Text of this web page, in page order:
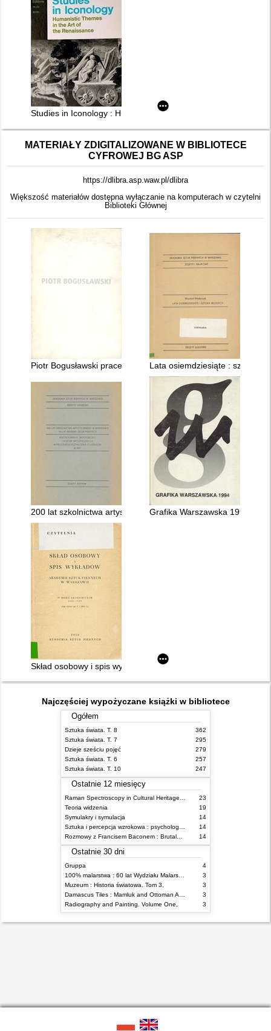
Studies in Iconology : Humanistic Themes in the Art of the
MATERIAŁY ZDIGITALIZOWANE W BIBLIOTECE
CYFROWEJ BG ASP
https://dlibra.asp.waw.pl/dlibra
Większość materiałów dostępna wyłączanie na komputerach w czytelni
Biblioteki Głównej
Piotr Bogusławski prace z lat 70-tych, 80-tych, 90-tych
Lata osiemdziesiąte : sztuka
200 lat szkolnictwa artystycznego w Warszaw Akademii Sztuk
Grafika Warszawska 1994
Skład osobowy i spis wykładów Akademii Sztuk Pięknych w
Najczęściej wypożyczane książki w bibliotece
Ogółem
Sztuka świata. T. 8
362
Sztuka świata. T. 7
295
Dzieje sześciu pojęć
279
Sztuka świata. T. 6
257
Sztuka świata. T. 10
247
Ostatnie 12 miesięcy
23
Teoria widzenia
19
Symulakry i symulacja
14
14
14
Ostatnie 30 dni
Gruppa
4
3
Muzeum : Historia światowa. Tom 3,
3
3
Radiography and Painting. Volume One,
3